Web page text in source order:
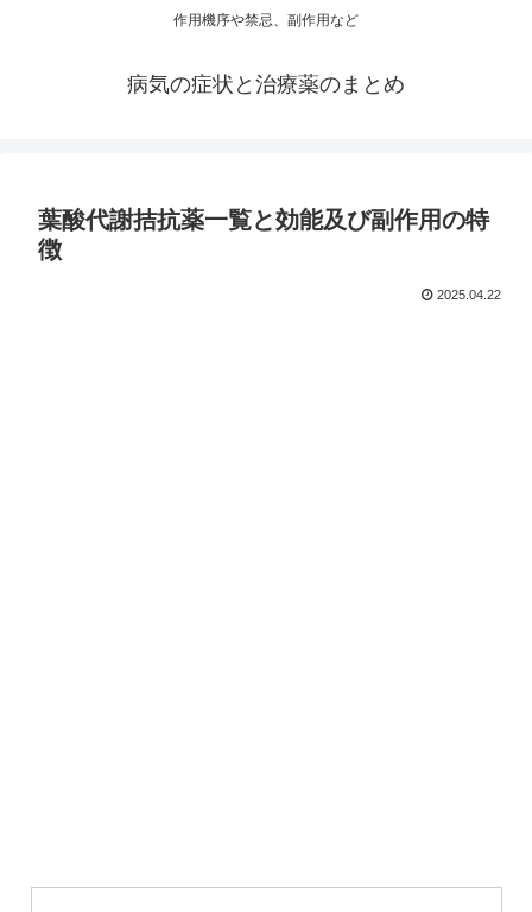
作用機序や禁忌、副作用など
病気の症状と治療薬のまとめ
葉酸代謝拮抗薬一覧と効能及び副作用の特
徴
2025.04.22